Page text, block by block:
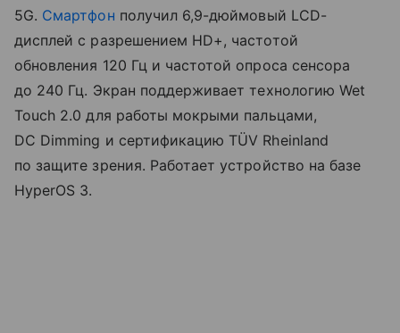
5G. Смартфон получил 6,9-дюймовый LCD-
дисплей с разрешением HD+, частотой
обновления 120 Гц и частотой опроса сенсора
до 240 Гц. Экран поддерживает технологию Wet
Touch 2.0 для работы мокрыми пальцами,
DC Dimming и сертификацию TÜV Rheinland
по защите зрения. Работает устройство на базе
HyperOS 3.